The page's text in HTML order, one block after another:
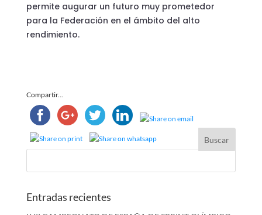
permite augurar un futuro muy prometedor
para la Federación en el ámbito del alto
rendimiento.
Compartir...
Entradas recientes